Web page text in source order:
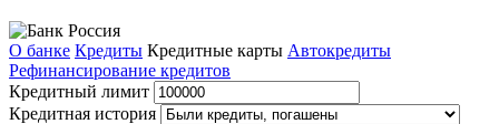
О банке Кредиты Кредитные карты Автокредиты
Рефинансирование кредитов
Кредитный лимит
Кредитная история